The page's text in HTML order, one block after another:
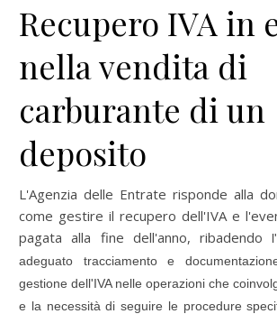
Recupero IVA in
nella vendita di
carburante di un
deposito
L'Agenzia delle Entrate risponde alla
come gestire il recupero dell'IVA e
pagata alla fine dell'anno, ribadendo
adeguato tracciamento e
gestione dell'IVA nelle operazioni che
e la necessità di seguire le procedure